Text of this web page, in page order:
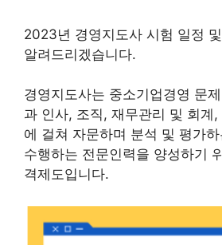
2023년 경영지도사 시험 일정
알려드리겠습니다.
경영지도사는 중소기업경영 문
과 인사, 조직, 재무관리 및 회계
에 걸쳐 자문하며 분석 및 평가
수행하는 전문인력을 양성하기
격제도입니다.